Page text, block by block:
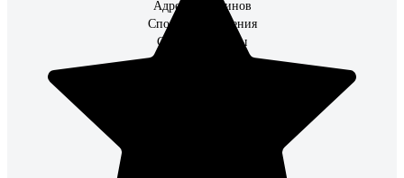
Адреса магазинов
Способы получения
Способы оплаты